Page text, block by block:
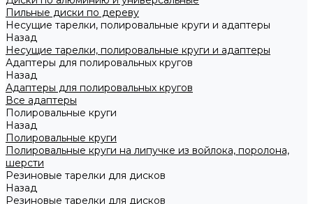
Пильные диски по дереву
Несущие тарелки, полировальные круги и адаптеры
Назад
Несущие тарелки, полировальные круги и адаптеры
Адаптеры для полировальных кругов
Назад
Адаптеры для полировальных кругов
Все адаптеры
Полировальные круги
Назад
Полировальные круги
Полировальные круги на липучке из войлока, поролона,
шерсти
Резиновые тарелки для дисков
Назад
Резиновые тарелки для дисков